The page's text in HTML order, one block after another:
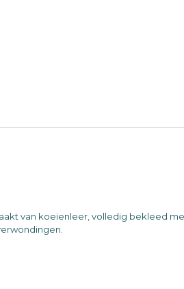
van koeienleer, volledig bekleed